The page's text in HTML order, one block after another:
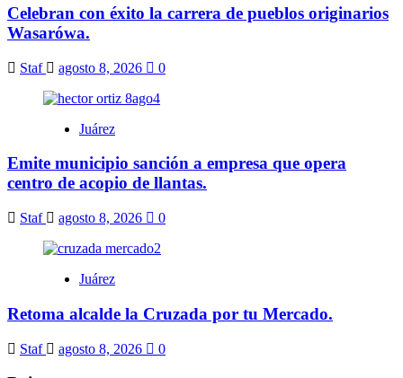
Celebran con éxito la carrera de pueblos originarios
Wasarówa.
Staf agosto 8, 2026 0
Juárez
Emite municipio sanción a empresa que opera
centro de acopio de llantas.
Staf agosto 8, 2026 0
Juárez
Retoma alcalde la Cruzada por tu Mercado.
Staf agosto 8, 2026 0